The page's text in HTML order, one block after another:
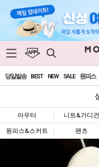
당일발송 BEST NEW SALE 원피스
아우터 니트&가디건
원피스&스커트 팬츠